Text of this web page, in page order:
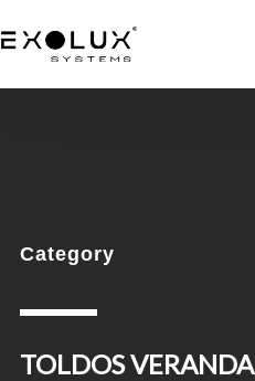
Category
TOLDOS VERANDA